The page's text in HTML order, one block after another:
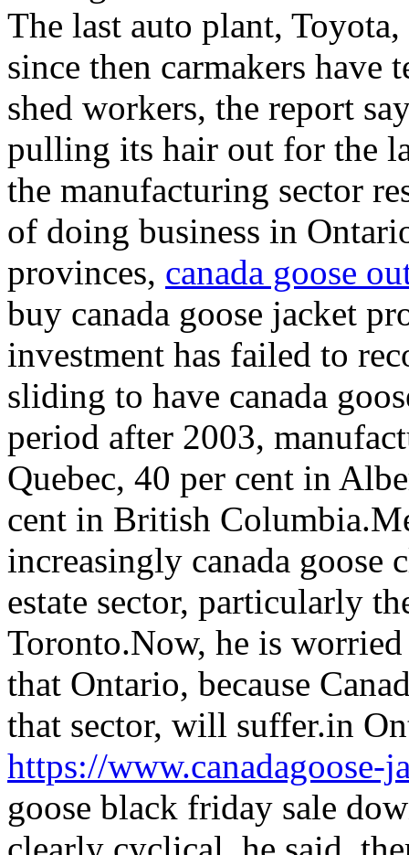
The last auto plant,
since then carmakers have
shed workers, the report
pulling its hair out for the
the manufacturing sector
of doing business in
provinces, canada goose
buy canada goose jacket
investment has failed to
sliding to have canada
period after 2003,
Quebec, 40 per cent in
cent in British
increasingly canada goose
estate sector, particularly
Toronto.Now, he is
that Ontario, because
that sector, will suffer.in
https://www.canadagoose-
goose black friday sale